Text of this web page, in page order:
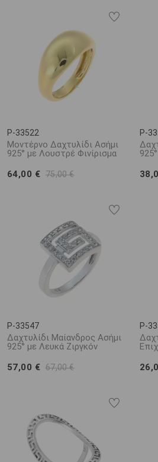
P-33522
Μοντέρνο Δαχτυλίδι Ασήμι
925° με Λουστρέ Φινίρισμα
64,00 € 75,00 €
P-
925°
P-33547
Δαχτυλίδι Μαίανδρος Ασήμι
925° με Λευκά Ζιργκόν
57,00 € 67,00 €
P-